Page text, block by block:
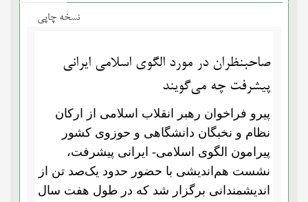
نسخه چاپی
صاحبنظران در مورد الگوی اسلامی ایرانی
پیشرفت چه می‌گویند
پیرو فراخوان رهبر انقلاب اسلامی از ارکان
نظام و نخبگان دانشگاهی و حوزوی کشور
پیرامون الگوی اسلامی- ایرانی پیشرفت،
نشست هم‌اندیشی با حضور حدود یک‌صد تن از
اندیشمندانی برگزار شد که در طول هفت سال